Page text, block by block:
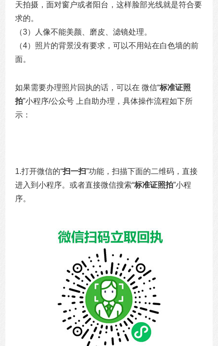
天拍摄，面对窗户或者阳台，这样脸部光线就是符合要
求的。
（3）人像不能美颜、磨皮、滤镜处理。
（4）照片的背景没有要求，可以不用站在白色墙的前
面。
如果需要办理照片回执的话，可以在 微信“标准证照
拍”小程序/公众号 上自助办理，具体操作流程如下所
示：
1.打开微信的“扫一扫”功能，扫描下面的二维码，直接
进入到小程序。或者直接微信搜索“标准证照拍”小程
序。